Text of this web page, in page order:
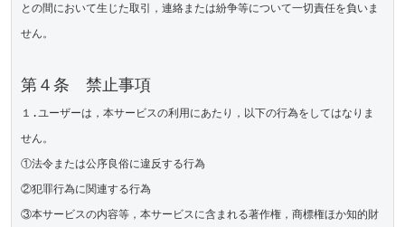
との間において生じた取引，連絡または紛争等について一切責任を負いま
せん。
第４条　禁止事項
１.ユーザーは，本サービスの利用にあたり，以下の行為をしてはなりま
せん。
①法令または公序良俗に違反する行為
②犯罪行為に関連する行為
③本サービスの内容等，本サービスに含まれる著作権，商標権ほか知的財